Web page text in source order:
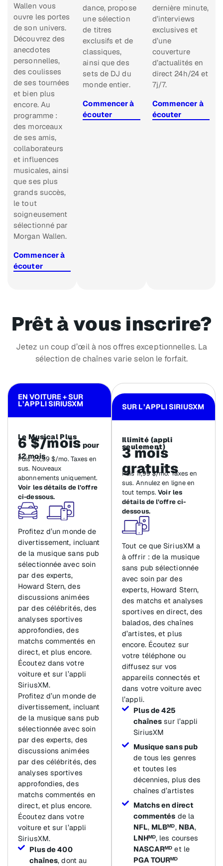
Wallen vous
ouvre les portes
de son univers.
Découvrez des
anecdotes
personnelles,
des coulisses
de ses tournées
et bien plus
encore. Au
programme :
des morceaux
de ses amis,
collaborateurs
et influences
musicales, ainsi
que ses plus
grands succès,
le tout
soigneusement
sélectionné par
Morgan Wallen.
Commencer à
écouter
dance, propose
une sélection
de titres
exclusifs et de
classiques,
ainsi que des
sets de DJ du
monde entier.
Commencer à
écouter
dernière minute,
d’interviews
exclusives et
d’une
couverture
d’actualités en
direct 24h/24 et
7j/7.
Commencer à
écouter
Prêt à vous inscrire?
Jetez un coup d’œil à nos offres exceptionnelles. La
sélection de chaînes varie selon le forfait.
EN VOITURE + SUR
L’APPLI SIRIUSXM
Le Musical Plus
6 $/mois pour
12 mois
Puis 25,99 $/mo. Taxes en
sus. Nouveaux
abonnements uniquement.
Voir les détails de l’offre
ci-dessous.
Profitez d’un monde de
divertissement, incluant
de la musique sans pub
sélectionnée avec soin
par des experts,
Howard Stern, des
discussions animées
par des célébrités, des
analyses sportives
approfondies, des
matchs commentés en
direct, et plus encore.
Écoutez dans votre
voiture et sur l’appli
SiriusXM.
Profitez d’un monde de
divertissement, incluant
de la musique sans pub
sélectionnée avec soin
par des experts, des
discussions animées
par des célébrités, des
analyses sportives
approfondies, des
matchs commentés en
direct, et plus encore.
Écoutez dans votre
voiture et sur l’appli
SiriusXM.
Plus de 400
chaînes, dont au
SUR L’APPLI SIRIUSXM
Illimité (appli
seulement)
3 mois
gratuits
Puis 11,99 $/mo. Taxes en
sus. Annulez en ligne en
tout temps.Voir les
détails de l’offre ci-
dessous.
Tout ce que SiriusXM a
à offrir : de la musique
sans pub sélectionnée
avec soin par des
experts, Howard Stern,
des matchs et analyses
sportives en direct, des
balados, des chaînes
d’artistes, et plus
encore. Écoutez sur
votre téléphone ou
diffusez sur vos
appareils connectés et
dans votre voiture avec
l’appli.
Plus de 425
chaînes sur l’appli
SiriusXM
Musique sans pub
de tous les genres
et toutes les
décennies, plus des
chaînes d’artistes
Matchs en direct
commentés de la
NFL, MLBᴹᴰ, NBA,
LNHᴹᴰ, les courses
NASCARᴹᴰ et le
PGA TOURᴹᴰ